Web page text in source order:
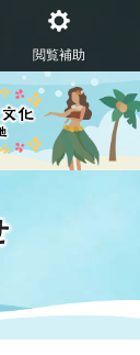
閲覧補助